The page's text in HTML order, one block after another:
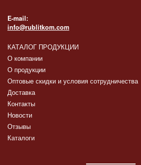
E-mail:
info@rublitkom.com
КАТАЛОГ ПРОДУКЦИИ
О компании
О продукции
Оптовые скидки и условия сотрудничества
Доставка
Контакты
Новости
Отзывы
Каталоги